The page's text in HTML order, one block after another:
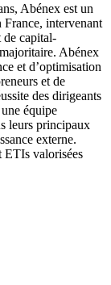
Abénex est un
France, intervenant
de capital-
Abénex
et d’optimisation
et de
des dirigeants
équipe
leurs principaux
externe.
ETIs valorisées